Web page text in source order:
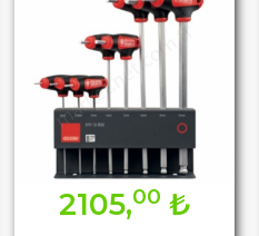
2105,00 ₺